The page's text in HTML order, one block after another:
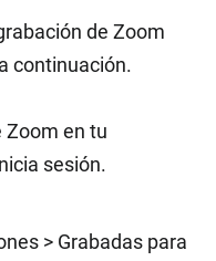
de Zoom
continuación.
Zoom en tu
sesión.
> Grabadas para